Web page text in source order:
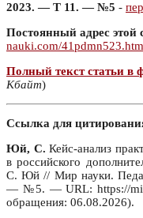
2023. — Т 11. — №5 -
Постоянный адрес этой
nauki.com/
Полный текст статьи в
Кбайт)
Ссылка для
Юй, С. Кейс-анализ
в российского
С. Юй // Мир науки.
— №5. — URL: https://mir-
обращения: 06.08.2026).